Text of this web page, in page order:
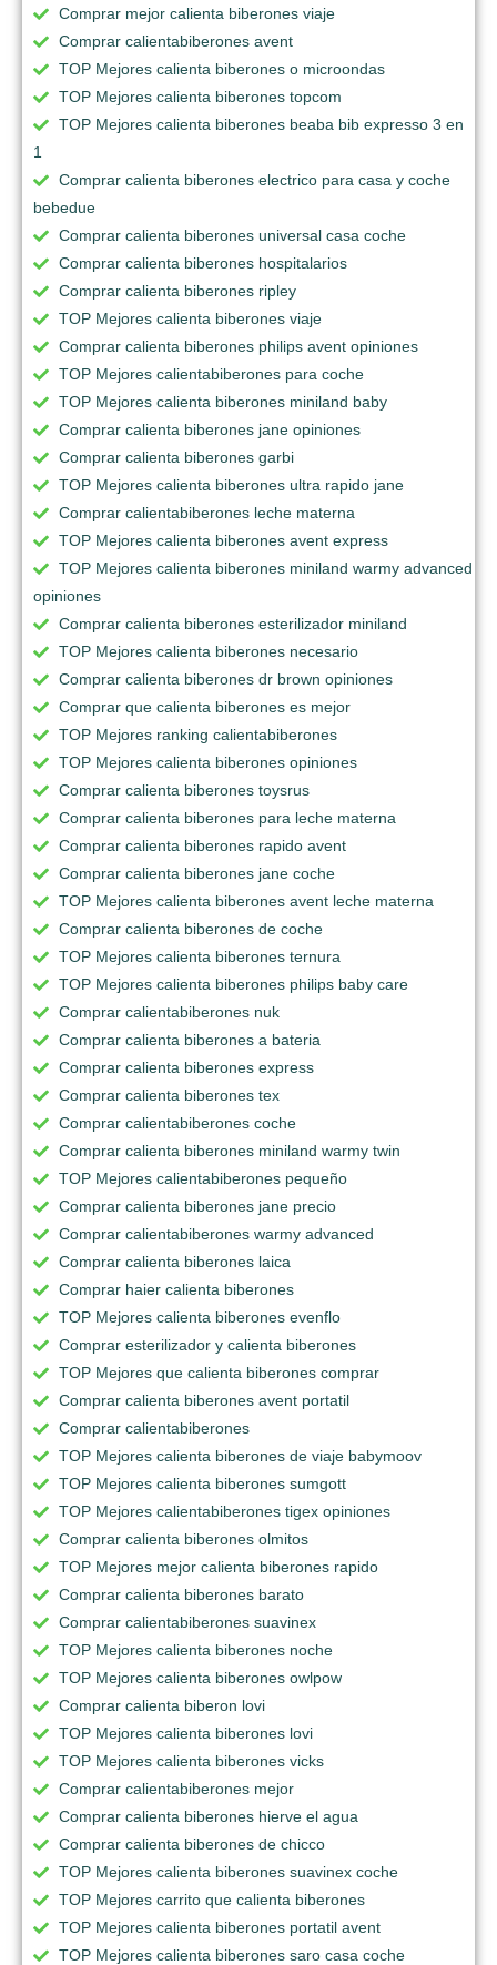
Comprar mejor calienta biberones viaje
Comprar calientabiberones avent
TOP Mejores calienta biberones o microondas
TOP Mejores calienta biberones topcom
TOP Mejores calienta biberones beaba bib expresso 3 en
1
Comprar calienta biberones electrico para casa y coche
bebedue
Comprar calienta biberones universal casa coche
Comprar calienta biberones hospitalarios
Comprar calienta biberones ripley
TOP Mejores calienta biberones viaje
Comprar calienta biberones philips avent opiniones
TOP Mejores calientabiberones para coche
TOP Mejores calienta biberones miniland baby
Comprar calienta biberones jane opiniones
Comprar calienta biberones garbi
TOP Mejores calienta biberones ultra rapido jane
Comprar calientabiberones leche materna
TOP Mejores calienta biberones avent express
TOP Mejores calienta biberones miniland warmy advanced
opiniones
Comprar calienta biberones esterilizador miniland
TOP Mejores calienta biberones necesario
Comprar calienta biberones dr brown opiniones
Comprar que calienta biberones es mejor
TOP Mejores ranking calientabiberones
TOP Mejores calienta biberones opiniones
Comprar calienta biberones toysrus
Comprar calienta biberones para leche materna
Comprar calienta biberones rapido avent
Comprar calienta biberones jane coche
TOP Mejores calienta biberones avent leche materna
Comprar calienta biberones de coche
TOP Mejores calienta biberones ternura
TOP Mejores calienta biberones philips baby care
Comprar calientabiberones nuk
Comprar calienta biberones a bateria
Comprar calienta biberones express
Comprar calienta biberones tex
Comprar calientabiberones coche
Comprar calienta biberones miniland warmy twin
TOP Mejores calientabiberones pequeño
Comprar calienta biberones jane precio
Comprar calientabiberones warmy advanced
Comprar calienta biberones laica
Comprar haier calienta biberones
TOP Mejores calienta biberones evenflo
Comprar esterilizador y calienta biberones
TOP Mejores que calienta biberones comprar
Comprar calienta biberones avent portatil
Comprar calientabiberones
TOP Mejores calienta biberones de viaje babymoov
TOP Mejores calienta biberones sumgott
TOP Mejores calientabiberones tigex opiniones
Comprar calienta biberones olmitos
TOP Mejores mejor calienta biberones rapido
Comprar calienta biberones barato
Comprar calientabiberones suavinex
TOP Mejores calienta biberones noche
TOP Mejores calienta biberones owlpow
Comprar calienta biberon lovi
TOP Mejores calienta biberones lovi
TOP Mejores calienta biberones vicks
Comprar calientabiberones mejor
Comprar calienta biberones hierve el agua
Comprar calienta biberones de chicco
TOP Mejores calienta biberones suavinex coche
TOP Mejores carrito que calienta biberones
TOP Mejores calienta biberones portatil avent
TOP Mejores calienta biberones saro casa coche